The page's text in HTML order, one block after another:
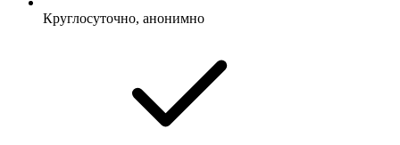
Круглосуточно, анонимно